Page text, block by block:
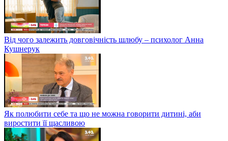
Від чого залежить довговічність шлюбу – психолог Анна
Кушнерук
Як полюбити себе та що не можна говорити дитині, аби
виростити її щасливою